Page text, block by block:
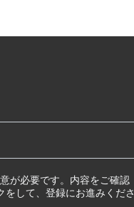
が必要です。内容をご確認
して、登録にお進みくださ